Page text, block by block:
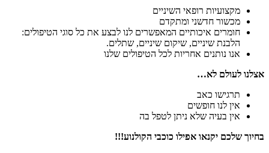
מקצועיות רופאי השיניים
מכשור חדשני ומתקדם
חומרים איכותיים המאפשרים לנו לבצע את כל סוגי הטיפולים:
הלבנת שיניים, שיקום שיניים, שתלים.
אנו נותנים אחריות לכל הטיפולים שלנו
אצלנו לעולם לא…
תרגישו כאב
אין לנו חופשים
אין בעיה שלא ניתן לטפל בה
בחיוך שלכם יקנאו אפילו כוכבי הקולנוע!!!